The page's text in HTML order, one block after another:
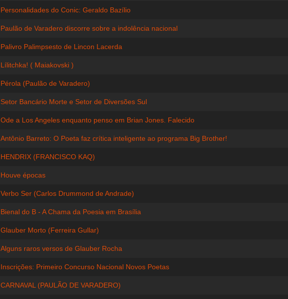
Personalidades do Conic: Geraldo Bazílio
Paulão de Varadero discorre sobre a indolência nacional
Palivro Palimpsesto de Lincon Lacerda
Lílitchka! ( Maiakovski )
Pérola (Paulão de Varadero)
Setor Bancário Morte e Setor de Diversões Sul
Ode a Los Angeles enquanto penso em Brian Jones. Falecido
Antônio Barreto: O Poeta faz crítica inteligente ao programa Big Brother!
HENDRIX (FRANCISCO KAQ)
Houve épocas
Verbo Ser (Carlos Drummond de Andrade)
Bienal do B - A Chama da Poesia em Brasília
Glauber Morto (Ferreira Gullar)
Alguns raros versos de Glauber Rocha
Inscrições: Primeiro Concurso Nacional Novos Poetas
CARNAVAL (PAULÃO DE VARADERO)